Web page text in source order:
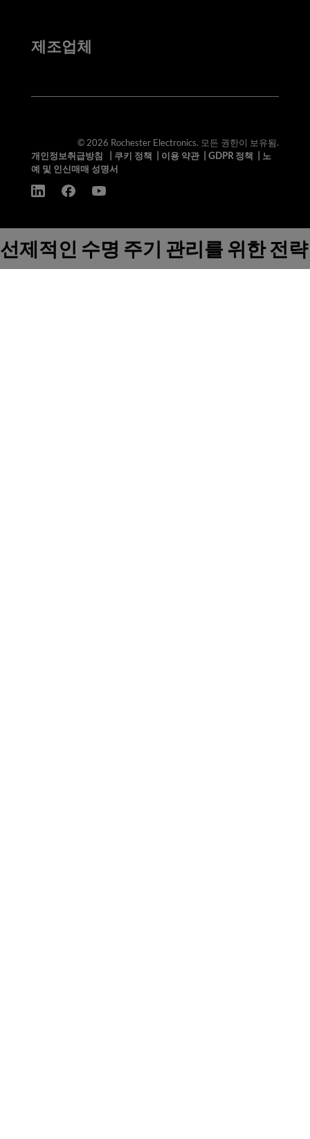
제조업체
© 2026 Rochester Electronics. 모든 권한이 보유됨.
개인정보취급방침
쿠키 정책 이용 약관| GDPR 정책
노
예 및 인신매매 성명서
선제적인 수명 주기 관리를 위한 전략